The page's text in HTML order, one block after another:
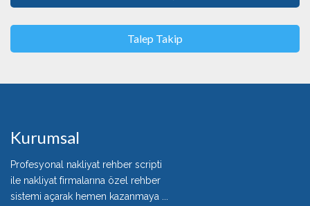
Talep Takip
Kurumsal
Profesyonal nakliyat rehber scripti
ile nakliyat firmalarına özel rehber
sistemi açarak hemen kazanmaya ...